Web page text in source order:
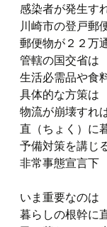
感染者が発生す
川崎市の登戸郵
郵便物が２２
管轄の国交省は
生活必需品や食
具体的な方策は
物流が崩壊すれ
直（ちょく）に
予備対策を講じ
非常事態宣言下
いま重要なのは
暮らしの根幹に